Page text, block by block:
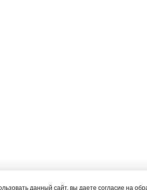
данный сайт, вы даете согласие на